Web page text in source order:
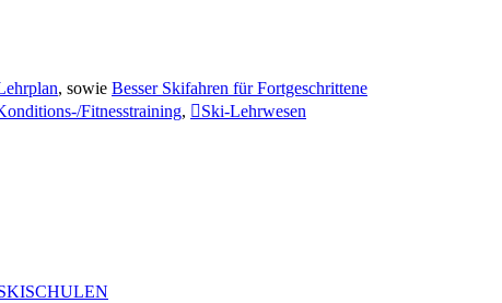
, sowie Besser Skifahren für Fortgeschrittene
Fitnesstraining,
Ski-Lehrwesen